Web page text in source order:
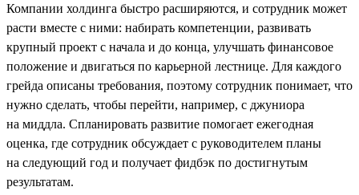
Компании холдинга быстро расширяются, и сотрудник может
расти вместе с ними: набирать компетенции, развивать
крупный проект с начала и до конца, улучшать финансовое
положение и двигаться по карьерной лестнице. Для каждого
грейда описаны требования, поэтому сотрудник понимает, что
нужно сделать, чтобы перейти, например, с джуниора
на миддла. Спланировать развитие помогает ежегодная
оценка, где сотрудник обсуждает с руководителем планы
на следующий год и получает фидбэк по достигнутым
результатам.